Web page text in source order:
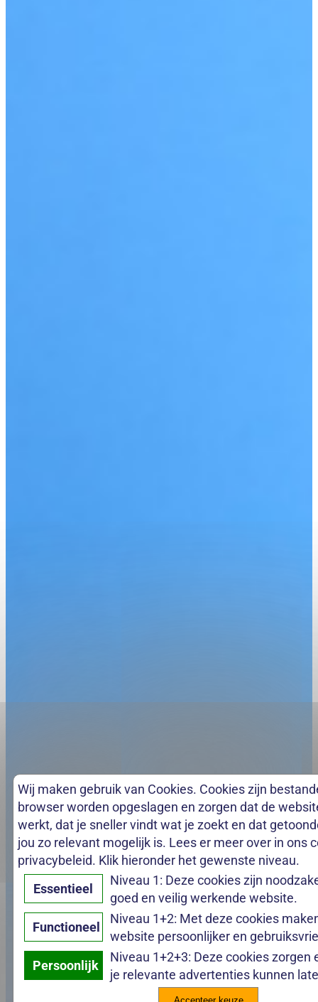
Wij maken gebruik van Cookies. Cookies zijn
browser worden opgeslagen en zorgen dat de
werkt, dat je sneller vindt wat je zoekt en dat
jou zo relevant mogelijk is. Lees er meer over in ons
privacybeleid. Klik hieronder het gewenste niveau.
Essentieel
Niveau 1: Deze cookies zijn
goed en veilig werkende website.
Functioneel
Niveau 1+2: Met deze cookies
website persoonlijker en
Persoonlijk
Niveau 1+2+3: Deze cookies zorgen
je relevante advertenties kunnen